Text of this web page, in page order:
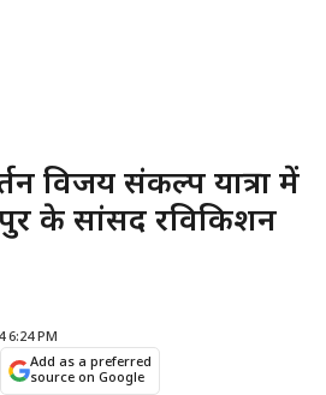
विजय संकल्प यात्रा में
के सांसद रविकिशन
6:24 PM
Add as a preferred
source on Google